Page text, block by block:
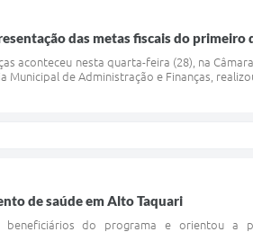
das metas fiscais do primeiro
aconteceu nesta quarta-feira (28), na
de Administração e Finanças,
de saúde em Alto Taquari
do programa e orientou a